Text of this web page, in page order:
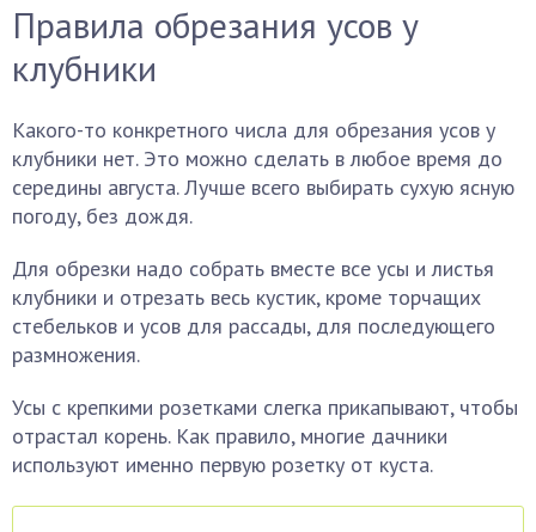
Правила обрезания усов у
клубники
Какого-то конкретного числа для обрезания усов у
клубники нет. Это можно сделать в любое время до
середины августа. Лучше всего выбирать сухую ясную
погоду, без дождя.
Для обрезки надо собрать вместе все усы и листья
клубники и отрезать весь кустик, кроме торчащих
стебельков и усов для рассады, для последующего
размножения.
Усы с крепкими розетками слегка прикапывают, чтобы
отрастал корень. Как правило, многие дачники
используют именно первую розетку от куста.